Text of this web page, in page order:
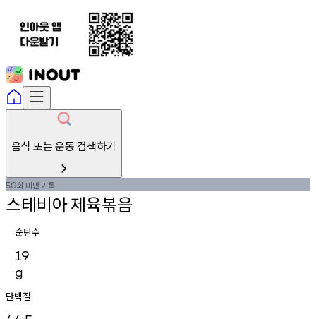
음식 또는 운동 검색하기
50회 미만기록
스테비아제육볶음
순탄수
19
g
단백질